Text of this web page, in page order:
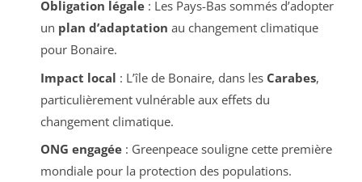
Obligation légale: Les Pays-Bas sommés d’adopter
un plan d’adaptation au changement climatique
pour Bonaire.
Impact local : L’île de Bonaire, dans les Carabes,
particulièrement vulnérable aux effets du
changement climatique.
ONG engagée: Greenpeace souligne cette première
mondiale pour la protection des populations.